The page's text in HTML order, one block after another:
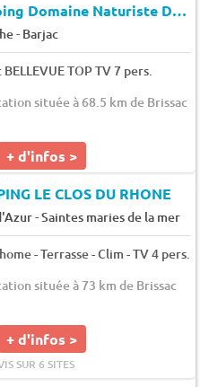
Camping Domaine Naturiste De La Sabliere (Saint-Privat-de-Champclos à 3 km)
- Barjac
TOP TV 7 pers.
située à 68.5 km de Brissac
+ d'infos >
LE CLOS DU RHONE
-Saintes maries de la mer
- Terrasse - Clim - TV 4 pers.
située à 73 km de Brissac
+ d'infos >
SUR 6 SITES